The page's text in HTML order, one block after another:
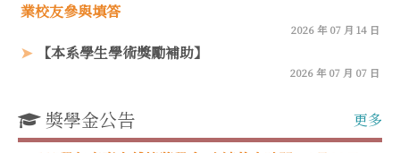
業校友參與填答
2026 年 07 月 14 日
【本系學生學術獎勵補助】
2026 年 07 月 07 日
獎學金公告
更多